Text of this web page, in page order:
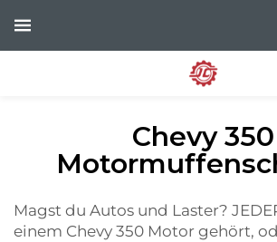
Chevy 350
Magst du Autos und Laster?
einem Chevy 350 Motor gehört,